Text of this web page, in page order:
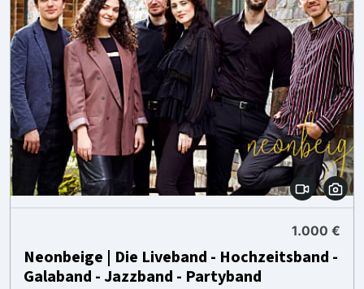
1.000 €
Neonbeige | Die Liveband - Hochzeitsband -
Galaband - Jazzband - Partyband